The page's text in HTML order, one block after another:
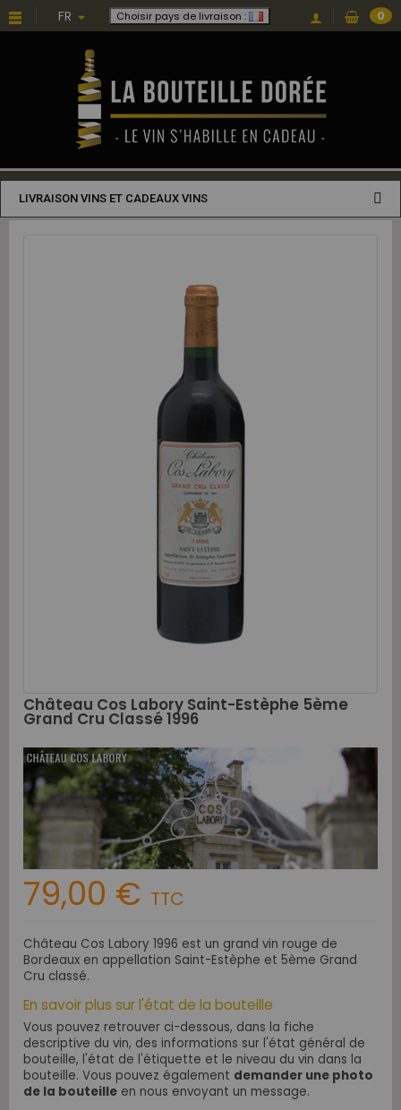
FR Choisir pays de livraison : 0
LIVRAISON VINS ET CADEAUX VINS
Château Cos Labory Saint-Estèphe 5ème
Grand Cru Classé 1996
79,00 € TTC
Château Cos Labory 1996 est un grand vin rouge de
Bordeaux en appellation Saint-Estèphe et 5ème Grand
Cru classé.
En savoir plus sur l'état de la bouteille
Vous pouvez retrouver ci-dessous, dans la fiche
descriptive du vin, des informations sur l'état général de
bouteille, l'état de l'étiquette et le niveau du vin dans la
bouteille. Vous pouvez également demander une photo
de la bouteille en nous envoyant un message.